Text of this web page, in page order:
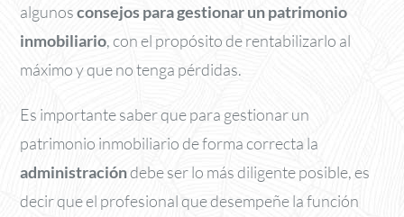
algunosconsejos para gestionar un patrimonio
inmobiliario, con el propósito de rentabilizarlo al
máximo y que no tenga pérdidas.
Es importante saber que para gestionar un
patrimonio inmobiliario de forma correcta la
administracióndebe ser lo más diligente posible, es
decir que el profesional que desempeñe la función